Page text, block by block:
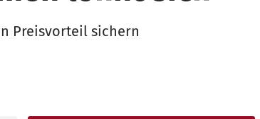
Preisvorteil sichern